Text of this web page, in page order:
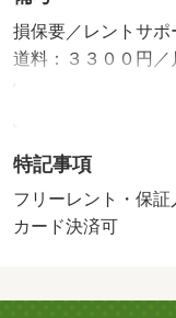
損保要／レントサ
道料：３３００円
／保証会社利用必
があるため要確認
手数料貸主負担。／
／ＴＶインターホ
ズボックス／システ
専用回線／フリー
特記事項
フリーレント・保
カード決済可